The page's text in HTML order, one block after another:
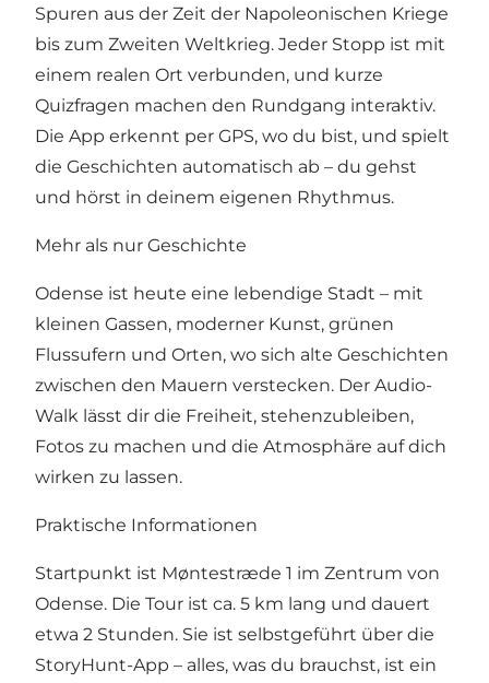
Spuren aus der Zeit der Napoleonischen Kriege
bis zum Zweiten Weltkrieg. Jeder Stopp ist mit
einem realen Ort verbunden, und kurze
Quizfragen machen den Rundgang interaktiv.
Die App erkennt per GPS, wo du bist, und spielt
die Geschichten automatisch ab – du gehst
und hörst in deinem eigenen Rhythmus.
Mehr als nur Geschichte
Odense ist heute eine lebendige Stadt – mit
kleinen Gassen, moderner Kunst, grünen
Flussufern und Orten, wo sich alte Geschichten
zwischen den Mauern verstecken. Der Audio-
Walk lässt dir die Freiheit, stehenzubleiben,
Fotos zu machen und die Atmosphäre auf dich
wirken zu lassen.
Praktische Informationen
Startpunkt ist Møntestræde 1 im Zentrum von
Odense. Die Tour ist ca. 5 km lang und dauert
etwa 2 Stunden. Sie ist selbstgeführt über die
StoryHunt-App – alles, was du brauchst, ist ein